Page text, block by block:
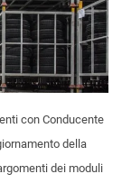
con Conducente
della
dei moduli